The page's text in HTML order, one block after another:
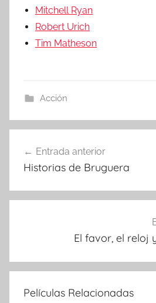
Mitchell Ryan
Robert Urich
Tim Matheson
Acción
Navegación
de
entradas
Entrada anterior
Historias de Bruguera
El favor, el reloj
Películas Relacionadas